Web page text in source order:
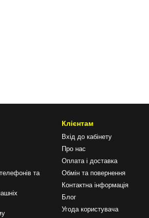
та
Клієнтам
Вхід до кабінету
Про нас
Оплата і доставка
Обмін та повернення
Контактна інформація
Блог
Угода користувача